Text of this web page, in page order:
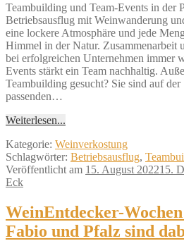
Teambuilding und Team-Events in der
Betriebsausflug mit Weinwanderung
eine lockere Atmosphäre und jede
Himmel in der Natur. Zusammenarbeit
bei erfolgreichen Unternehmen immer
Events stärkt ein Team nachhaltig.
Teambuilding gesucht? Sie sind auf der
passenden…
Weiterlesen...
Kategorie: Weinverkostung
Schlagwörter: Betriebsausflug,
Veröffentlicht am 15. August 202215.
Eck
WeinEntdecker-
Fabio und Pfalz sind